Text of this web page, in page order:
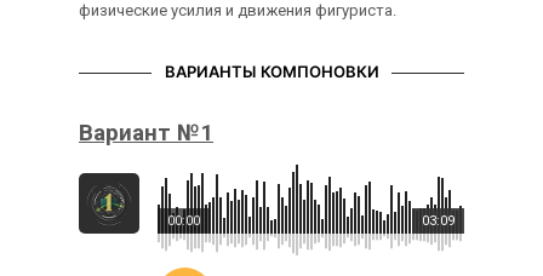
физические усилия и движения фигуриста.
ВАРИАНТЫ КОМПОНОВКИ
Вариант №1
03:09
00:00